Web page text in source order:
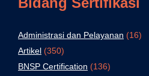
Administrasi dan Pelayanan (16)
Artikel (350)
BNSP Certification (136)